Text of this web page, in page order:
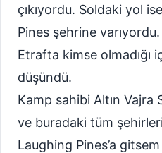
çıkıyordu. Soldaki yol
Pines şehrine varıyordu.
Etrafta kimse olmadığı
düşündü.
Kamp sahibi Altın Vajra
ve buradaki tüm
Laughing Pines’a